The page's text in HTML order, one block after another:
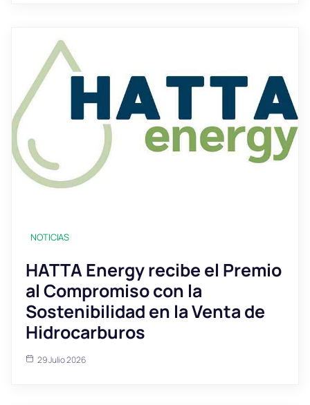
NOTICIAS
HATTA Energy recibe el Premio
al Compromiso con la
Sostenibilidad en la Venta de
Hidrocarburos
29 Julio 2026